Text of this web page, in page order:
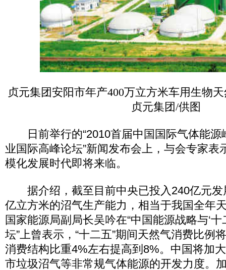
贞元集团安阳市年产400万立方米车用生物
贞元集团/供图
日前举行的“2010首届中国国际气体能源
业国际高峰论坛”新闻发布会上，与会专家表
模化发展时代即将来临。
据介绍，截至目前中央已投入240亿元发
亿立方米的沼气生产能力，相当于我国全年
国家能源局副局长吴吟在“中国能源战略与‘十
坛”上曾表示，“十二五”期间天然气消费比例
消费结构比重4%左右提高到8%。中国将加
市垃圾沼气等非常规气体能源的开发力度。